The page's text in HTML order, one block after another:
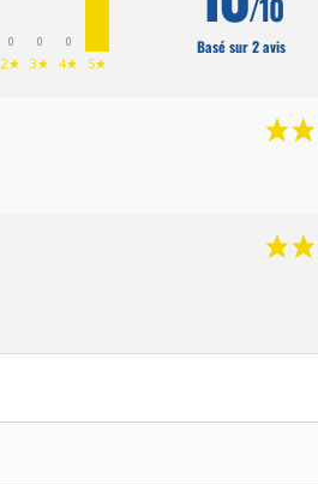
0
2★
0
3★
0
4★ 5★
Basé sur 2 avis